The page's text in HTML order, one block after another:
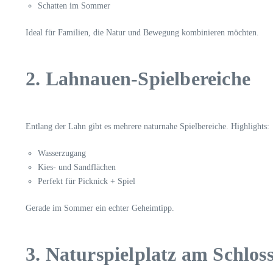
Schatten im Sommer
Ideal für Familien, die Natur und Bewegung kombinieren möchten.
2. Lahnauen-Spielbereiche
Entlang der Lahn gibt es mehrere naturnahe Spielbereiche. Highlights:
Wasserzugang
Kies- und Sandflächen
Perfekt für Picknick + Spiel
Gerade im Sommer ein echter Geheimtipp.
3. Naturspielplatz am